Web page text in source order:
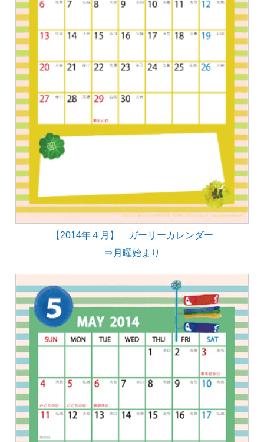
【2014年４月】 ガーリーカレンダー
⇒月曜始まり